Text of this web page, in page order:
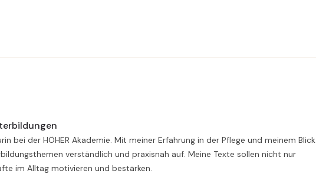
bei der HÖHER Akademie. Mit meiner Erfahrung in der Pflege und meinem Blick
verständlich und praxisnah auf. Meine Texte sollen nicht nur
im Alltag motivieren und bestärken.